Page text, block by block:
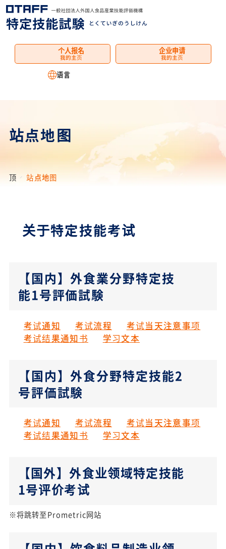
个人报名
我的主页
企业申请
我的主页
语言
站点地图
顶 站点地图
关于特定技能考试
【国内】外食業分野特定技
能1号評価試験
考试通知 考试流程
考试当天注意事项
考试结果通知书
学习文本
【国内】外食分野特定技能2
号評価試験
考试通知 考试流程
考试当天注意事项
考试结果通知书
学习文本
【国外】外食业领域特定技能
1号评价考试
※将跳转至Prometric网站